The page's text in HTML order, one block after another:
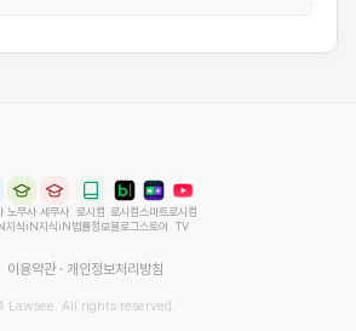
노무사
지식iN
세무사
지식iN
로시컴
법률정보
로시컴
블로그
스마트
스토어
로시컴
TV
이용약관· 개인정보처리방침
Lawsee. All rights reserved.